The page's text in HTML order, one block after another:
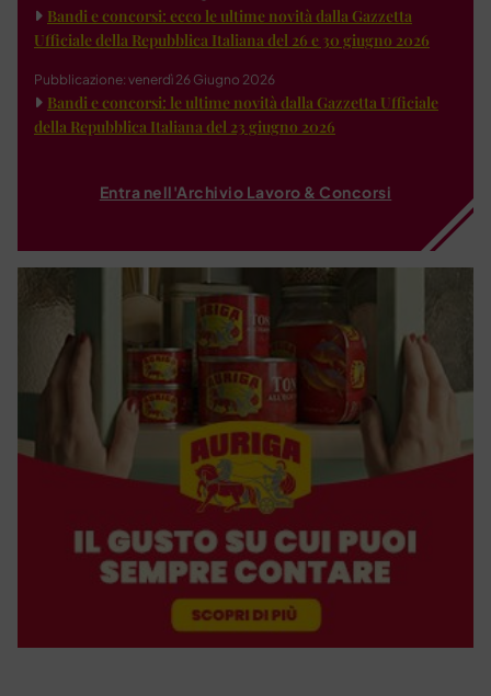
Bandi e concorsi: ecco le ultime novità dalla Gazzetta
Ufficiale della Repubblica Italiana del 26 e 30 giugno 2026
Pubblicazione: venerdì 26 Giugno 2026
Bandi e concorsi: le ultime novità dalla Gazzetta Ufficiale
della Repubblica Italiana del 23 giugno 2026
Entra nell'Archivio Lavoro & Concorsi